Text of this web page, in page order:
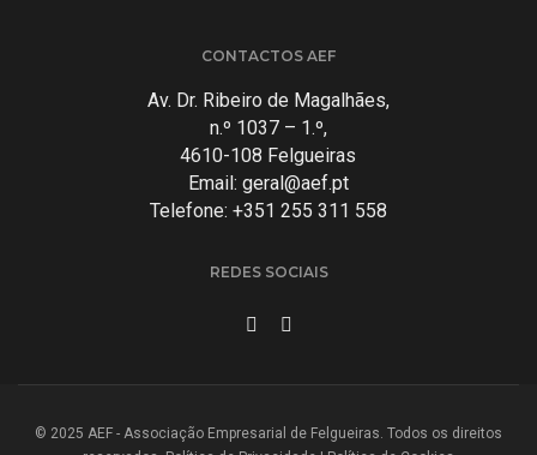
CONTACTOS AEF
Av. Dr. Ribeiro de Magalhães,
n.º 1037 – 1.º,
4610-108 Felgueiras
Email: geral@aef.pt
Telefone: +351 255 311 558
REDES SOCIAIS
© 2025 AEF - Associação Empresarial de Felgueiras. Todos os direitos